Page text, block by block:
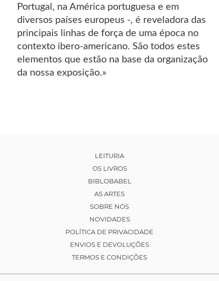
Portugal, na América portuguesa e em
diversos países europeus -, é reveladora das
principais linhas de força de uma época no
contexto ibero-americano. São todos estes
elementos que estão na base da organização
da nossa exposição.»
LEITURIA
OS LIVROS
BIBLOBABEL
AS ARTES
SOBRE NÓS
NOVIDADES
POLÍTICA DE PRIVACIDADE
ENVIOS E DEVOLUÇÕES
TERMOS E CONDIÇÕES